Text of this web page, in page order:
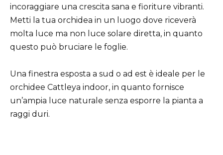
incoraggiare una crescita sana e fioriture vibranti.
Metti la tua orchidea in un luogo dove riceverà
molta luce ma non luce solare diretta, in quanto
questo può bruciare le foglie.
Una finestra esposta a sud o ad est è ideale per le
orchidee Cattleya indoor, in quanto fornisce
un’ampia luce naturale senza esporre la pianta a
raggi duri.